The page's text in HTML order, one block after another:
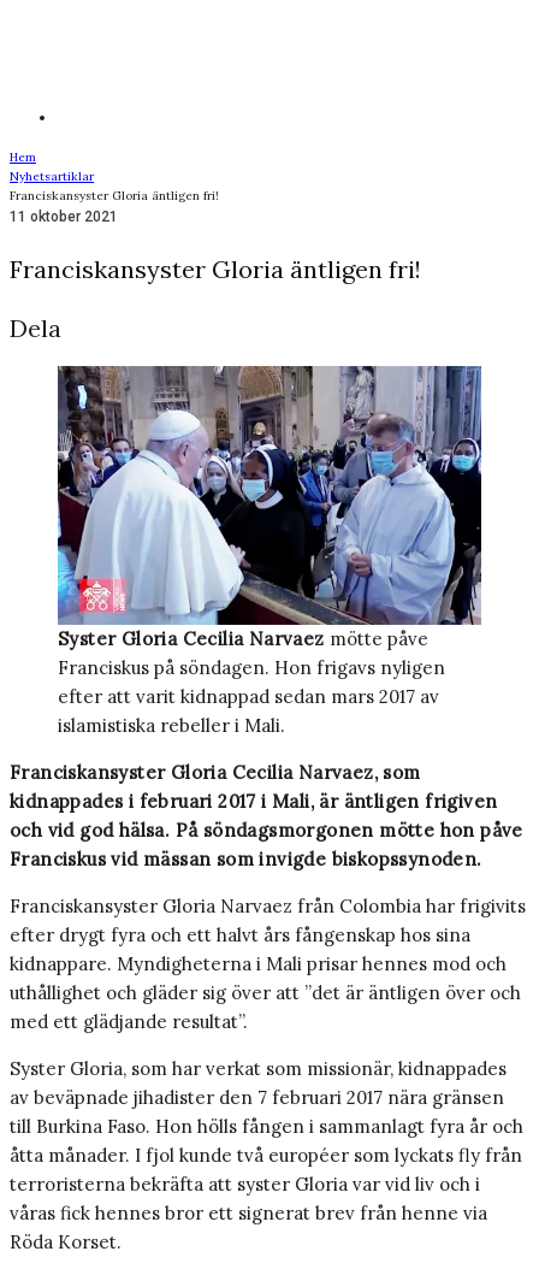
Hem
Nyhetsartiklar
Franciskansyster Gloria äntligen fri!
11 oktober 2021
Franciskansyster Gloria äntligen fri!
Dela
Syster Gloria Cecilia Narvaez mötte påve
Franciskus på söndagen. Hon frigavs nyligen
efter att varit kidnappad sedan mars 2017 av
islamistiska rebeller i Mali.
Franciskansyster Gloria Cecilia Narvaez, som
kidnappades i februari 2017 i Mali, är äntligen frigiven
och vid god hälsa. På söndagsmorgonen mötte hon påve
Franciskus vid mässan som invigde biskopssynoden.
Franciskansyster Gloria Narvaez från Colombia har frigivits
efter drygt fyra och ett halvt års fångenskap hos sina
kidnappare. Myndigheterna i Mali prisar hennes mod och
uthållighet och gläder sig över att ”det är äntligen över och
med ett glädjande resultat”.
Syster Gloria, som har verkat som missionär, kidnappades
av beväpnade jihadister den 7 februari 2017 nära gränsen
till Burkina Faso. Hon hölls fången i sammanlagt fyra år och
åtta månader. I fjol kunde två européer som lyckats fly från
terroristerna bekräfta att syster Gloria var vid liv och i
våras fick hennes bror ett signerat brev från henne via
Röda Korset.